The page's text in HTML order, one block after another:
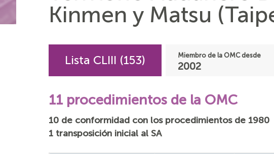
Kinmen y Matsu
Lista CLIII (153) Miembro de la OMC desde
2002
11 procedimientos de la OMC
10 de conformidad con los procedimientos de 1980
1 transposición inicial al SA